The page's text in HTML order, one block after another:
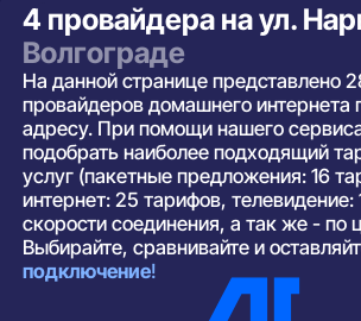
4 провайдера на ул.
Волгограде
На данной странице представлено
провайдеров домашнего
адресу. При помощи нашего
подобрать наиболее подходящий
услуг (пакетные предложения: 16
интернет: 25 тарифов, телевидение:
скорости соединения, а так же - по
Выбирайте, сравнивайте и
подключение!